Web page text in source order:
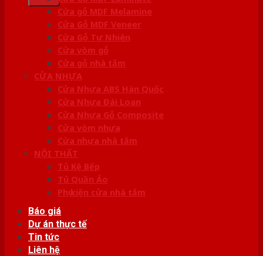
Cửa gỗ MDF Melamine
Cửa Gỗ MDF Veneer
Cửa Gỗ Tự Nhiên
Cửa vòm gỗ
Cửa gỗ nhà tắm
CỬA NHỰA
Cửa Nhựa ABS Hàn Quốc
Cửa Nhựa Đài Loan
Cửa Nhựa Gỗ Composite
Cửa vòm nhựa
Cửa nhựa nhà tắm
NỘI THẤT
Tủ Kệ Bếp
Tủ Quần Áo
Phụ kiện cửa nhà tắm
Báo giá
Dự án thực tế
Tin tức
Liên hệ